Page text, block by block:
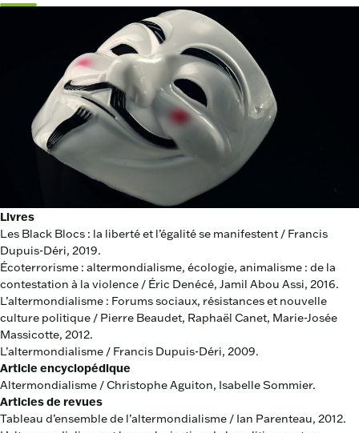
Livres
Les Black Blocs : la liberté et l’égalité se manifestent / Francis
Dupuis-Déri, 2019.
Écoterrorisme : altermondialisme, écologie, animalisme : de la
contestation à la violence / Éric Denécé, Jamil Abou Assi, 2016.
L’altermondialisme : Forums sociaux, résistances et nouvelle
culture politique / Pierre Beaudet, Raphaël Canet, Marie-Josée
Massicotte, 2012.
L’altermondialisme / Francis Dupuis-Déri, 2009.
Article encyclopédique
Altermondialisme / Christophe Aguiton, Isabelle Sommier.
Articles de revues
Tableau d’ensemble de l’altermondialisme / Ian Parenteau, 2012.